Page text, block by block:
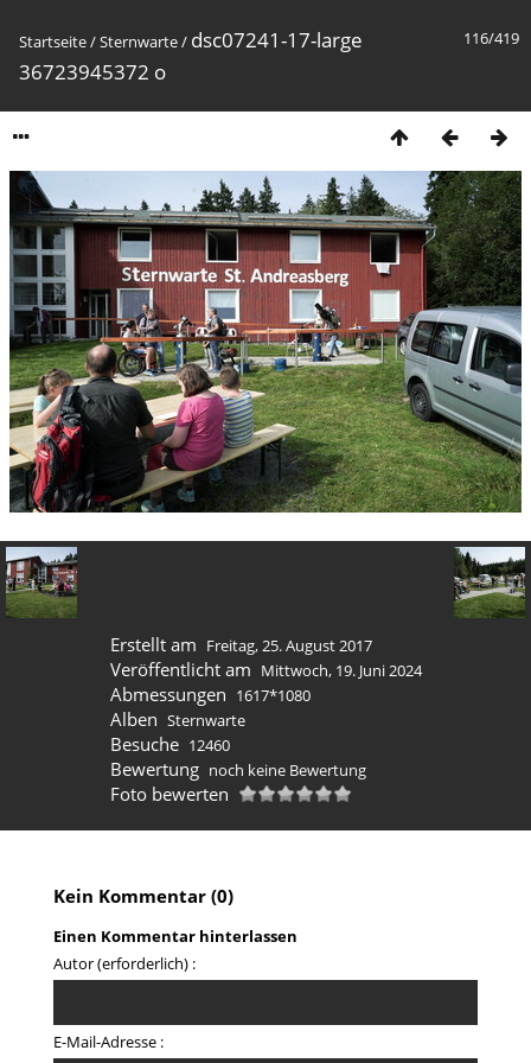
116/419
Startseite/Sternwarte/ dsc07241-17-large
36723945372 o
Erstellt am Freitag, 25. August 2017
Veröffentlicht am Mittwoch, 19. Juni 2024
Abmessungen 1617*1080
Alben Sternwarte
Besuche 12460
Bewertung noch keine Bewertung
Foto bewerten
Kein Kommentar (0)
Einen Kommentar hinterlassen
Autor (erforderlich) :
E-Mail-Adresse :